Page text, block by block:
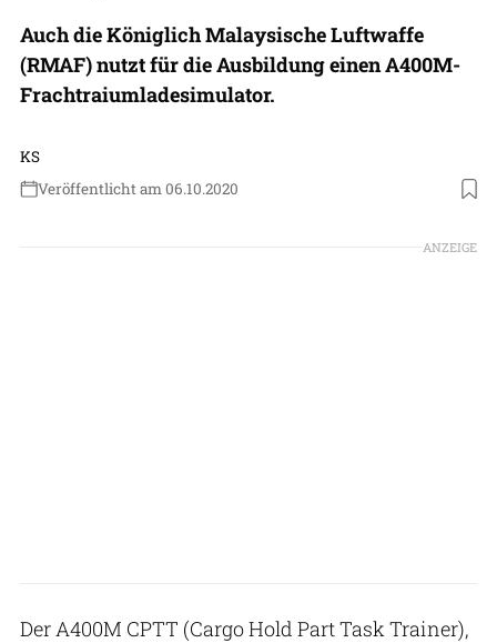
Auch die Königlich Malaysische Luftwaffe
(RMAF) nutzt für die Ausbildung einen A400M-
Frachtraiumladesimulator.
KS
Veröffentlicht am 06.10.2020
Foto: Rheinmetall Defence
ANZEIGE
Der A400M CPTT (Cargo Hold Part Task Trainer),